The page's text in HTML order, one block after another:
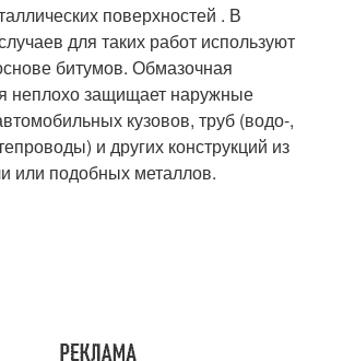
поверхностей . В
для таких работ используют
битумов. Обмазочная
неплохо защищает наружные
кузовов, труб (водо-,
и других конструкций из
или подобных металлов.